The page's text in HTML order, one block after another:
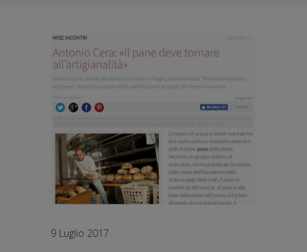
9 Luglio 2017